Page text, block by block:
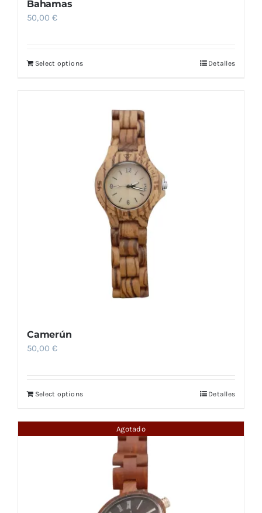
Bahamas
50,00€
Select options Detalles
Camerún
50,00€
Select options Detalles
Agotado